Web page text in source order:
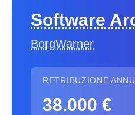
Software
BorgWarner
RETRIBUZIONE
38.000 €